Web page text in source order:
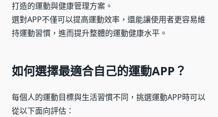
打造的運動與健康管理方案。
選對APP不僅可以提高運動效率，還能讓使用者更容易維
持運動習慣，進而提升整體的運動健康水平。
如何選擇最適合自己的運動APP？
每個人的運動目標與生活習慣不同，挑選運動APP時可以
從以下面向評估：